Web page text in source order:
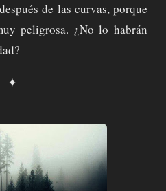
de las curvas, porque
peligrosa. ¿No lo habrán
✦